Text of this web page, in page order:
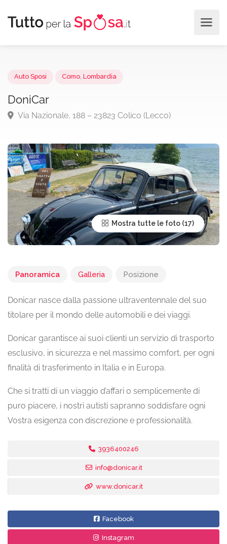
DoniCar
Mostra tutte le foto
Panoramica Galleria Posizione
Donicar nasce dalla passione ultraventennale del suo
titolare per il mondo delle automobili e dei viaggi.
Donicar garantisce ai suoi clienti un servizio di trasporto
esclusivo, in sicurezza e nel massimo comfort, per ogni
finalità di trasferimento in Italia e in Europa.
Che si tratti di un viaggio d’affari o semplicemente di
puro piacere, i nostri autisti sapranno soddisfare ogni
Vostra esigenza con discrezione e professionalità.
3936400246
info@donicar.it
www.donicar.it
Facebook
Instagram